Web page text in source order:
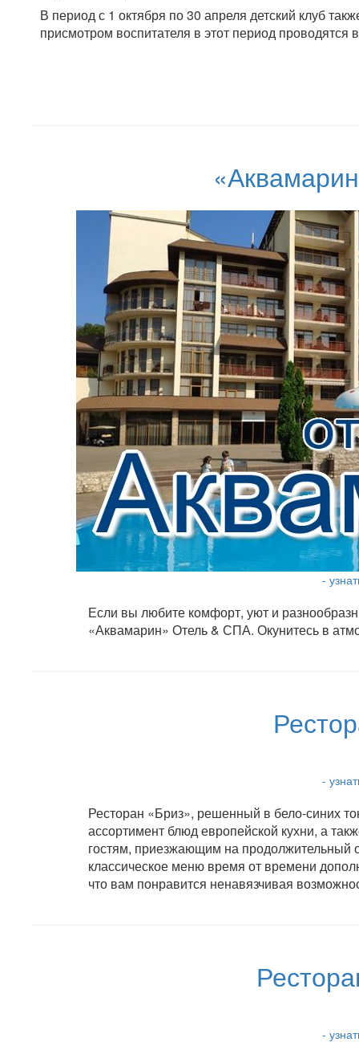
В период с 1 октября по 30 апреля детский клуб
присмотром воспитателя в этот период
-
Если вы любите комфорт, уют и
«Аквамарин» Отель & СПА. Окунитесь в
-
Ресторан «Бриз», решенный в бело-синих
ассортимент блюд европейской кухни, а
гостям, приезжающим на продолжительный
классическое меню время от времени
что вам понравится ненавязчивая
-